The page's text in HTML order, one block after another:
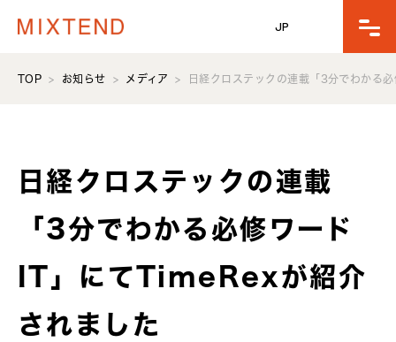
JP
TOP お知らせ メディア 日経クロステックの連載「3分でわかる
日経クロステックの連載
「3分でわかる必修ワード
IT」にてTimeRexが紹介
されました